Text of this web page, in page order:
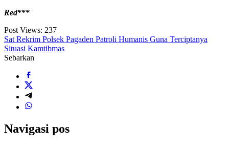
Red***
Post Views: 237
Sat Rekrim Polsek Pagaden Patroli Humanis Guna Terciptanya
Situasi Kamtibmas
Sebarkan
Navigasi pos